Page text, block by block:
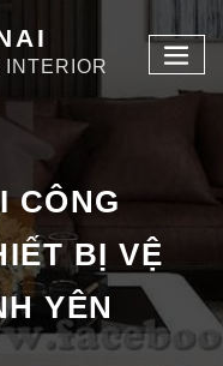
CÔNG
BỊ VỆ
YÊN